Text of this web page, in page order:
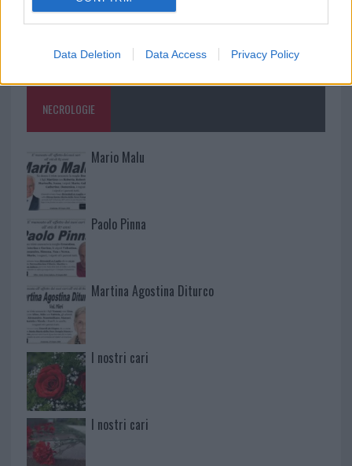
Data Deletion Data Access Privacy Policy
NECROLOGIE
Mario Malu
Paolo Pinna
Martina Agostina Diturco
I nostri cari
I nostri cari